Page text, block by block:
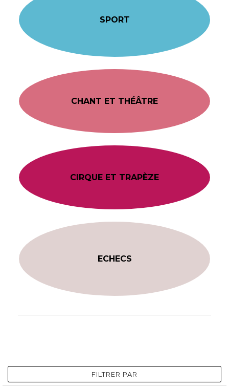
SPORT
CHANT ET THÉÂTRE
CIRQUE ET TRAPÈZE
ECHECS
FILTRER PAR